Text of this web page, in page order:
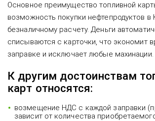
Основное преимущество топливной
возможность покупки нефтепродуктов
безналичному расчету. Деньги
списываются с карточки, что экономит
заправке и исключает любые махинации.
К другим достоинствам
карт относятся:
возмещение НДС с каждой заправки
зависит от количества